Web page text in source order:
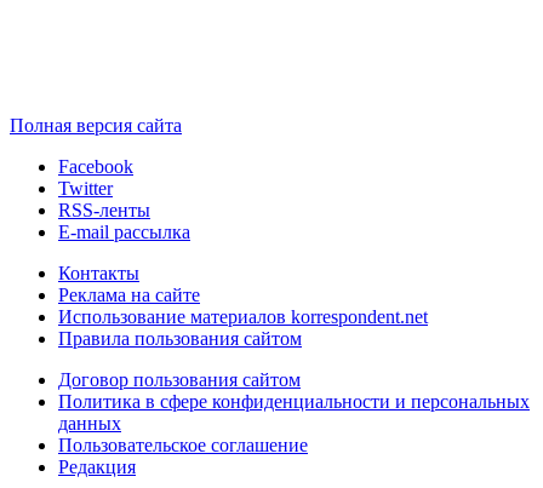
Полная версия сайта
Facebook
Twitter
RSS-ленты
E-mail рассылка
Контакты
Реклама на сайте
Использование материалов korrespondent.net
Правила пользования сайтом
Договор пользования сайтом
Политика в сфере конфиденциальности и персональных
данных
Пользовательское соглашение
Редакция